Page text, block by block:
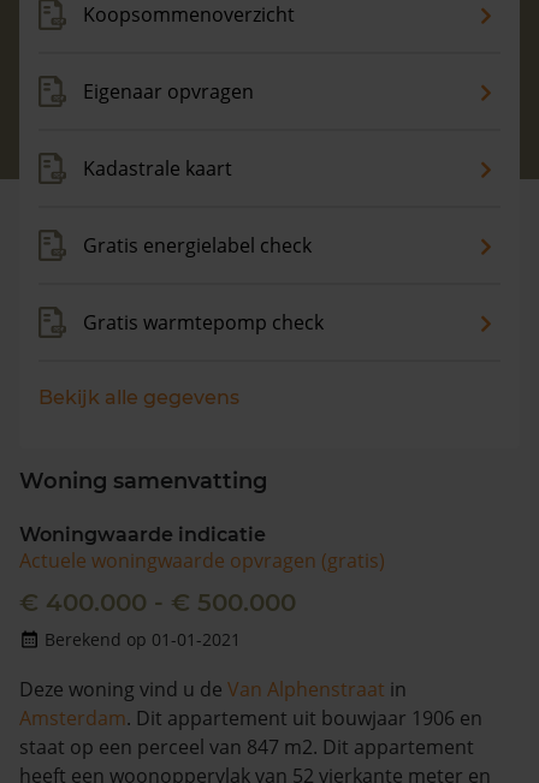
Koopsommenoverzicht
Eigenaar opvragen
Kadastrale kaart
Gratis energielabel check
Gratis warmtepomp check
Bekijk alle gegevens
Woning samenvatting
Woningwaarde indicatie
Actuele woningwaarde opvragen (gratis)
€ 400.000 - € 500.000
Berekend op 01-01-2021
Deze woning vind u de Van Alphenstraat in
Amsterdam. Dit appartement uit bouwjaar 1906 en
staat op een perceel van 847 m2. Dit appartement
heeft een woonoppervlak van 52 vierkante meter en